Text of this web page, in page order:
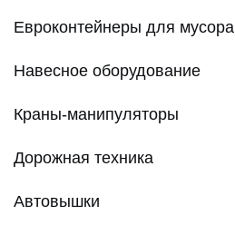
Евроконтейнеры для мусора
Навесное оборудование
Краны-манипуляторы
Дорожная техника
Автовышки